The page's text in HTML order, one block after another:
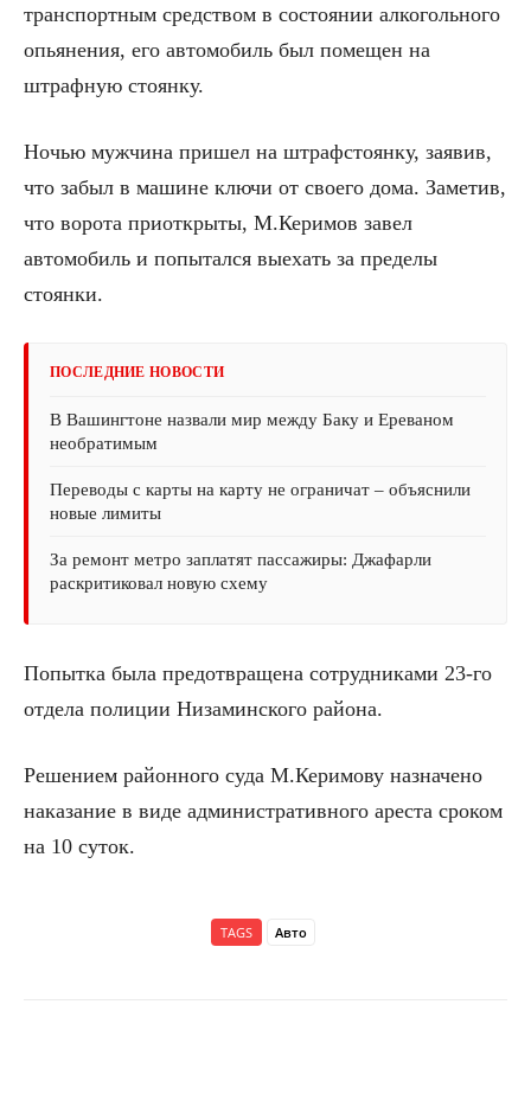
транспортным средством в состоянии алкогольного
опьянения, его автомобиль был помещен на
штрафную стоянку.
Ночью мужчина пришел на штрафстоянку, заявив,
что забыл в машине ключи от своего дома. Заметив,
что ворота приоткрыты, М.Керимов завел
автомобиль и попытался выехать за пределы
стоянки.
ПОСЛЕДНИЕ НОВОСТИ
В Вашингтоне назвали мир между Баку и Ереваном
необратимым
Переводы с карты на карту не ограничат – объяснили
новые лимиты
За ремонт метро заплатят пассажиры: Джафарли
раскритиковал новую схему
Попытка была предотвращена сотрудниками 23-го
отдела полиции Низаминского района.
Решением районного суда М.Керимову назначено
наказание в виде административного ареста сроком
на 10 суток.
TAGS Авто